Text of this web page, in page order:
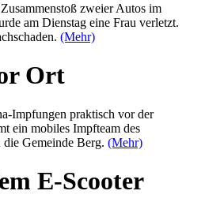
zweier Autos im
am Dienstag eine Frau verletzt.
(Mehr)
Ort
Impfungen praktisch vor der
ein mobiles Impfteam des
Gemeinde Berg. (Mehr)
E-Scooter